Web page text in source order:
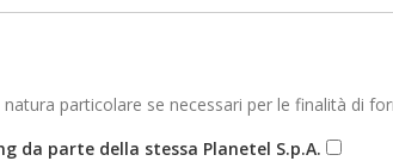
particolare se necessari per le finalità di
da parte della stessa Planetel S.p.A.